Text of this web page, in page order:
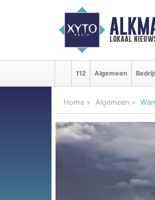
lokaal
112 Algemeen
Home Algemeen